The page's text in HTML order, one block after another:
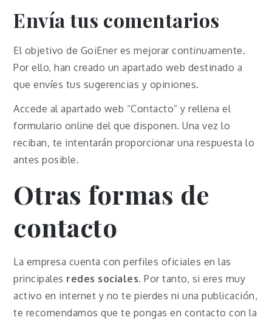
Envía tus comentarios
El objetivo de GoiEner es mejorar continuamente.
Por ello, han creado un apartado web destinado a
que envíes tus sugerencias y opiniones.
Accede al apartado web “Contacto” y rellena el
formulario online del que disponen. Una vez lo
reciban, te intentarán proporcionar una respuesta lo
antes posible.
Otras formas de
contacto
La empresa cuenta con perfiles oficiales en las
principales redes sociales. Por tanto, si eres muy
activo en internet y no te pierdes ni una publicación,
te recomendamos que te pongas en contacto con la